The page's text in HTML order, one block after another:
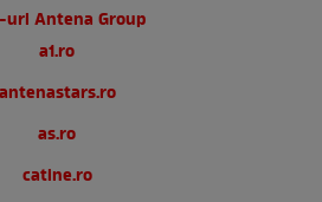
uri Antena Group
a1.ro
antenastars.ro
as.ro
catine.ro